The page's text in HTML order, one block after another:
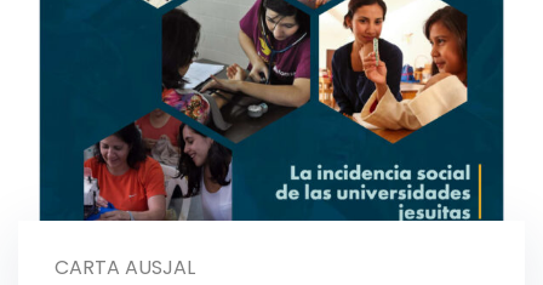
CARTA AUSJAL